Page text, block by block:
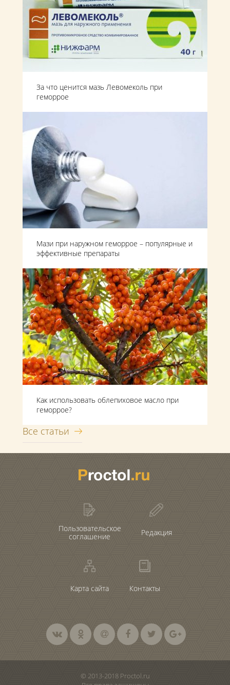
За что ценится мазь Левомеколь при
геморрое
Мази при наружном геморрое – популярные и
эффективные препараты
Как использовать облепиховое масло при
геморрое?
Все статьи
Пользовательское
соглашение
Редакция
Карта сайта Контакты
© 2013-2018 Proctol.ru